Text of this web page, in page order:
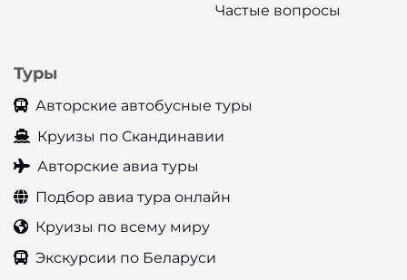
Частые вопросы
Туры
Авторские автобусные туры
Круизы по Скандинавии
Авторские авиа туры
Подбор авиа тура онлайн
Круизы по всему миру
Экскурсии по Беларуси